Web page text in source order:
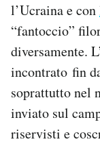
l’Ucraina e con
“fantoccio”
diversamente.
incontrato fin
soprattutto nel
inviato sul
riservisti e